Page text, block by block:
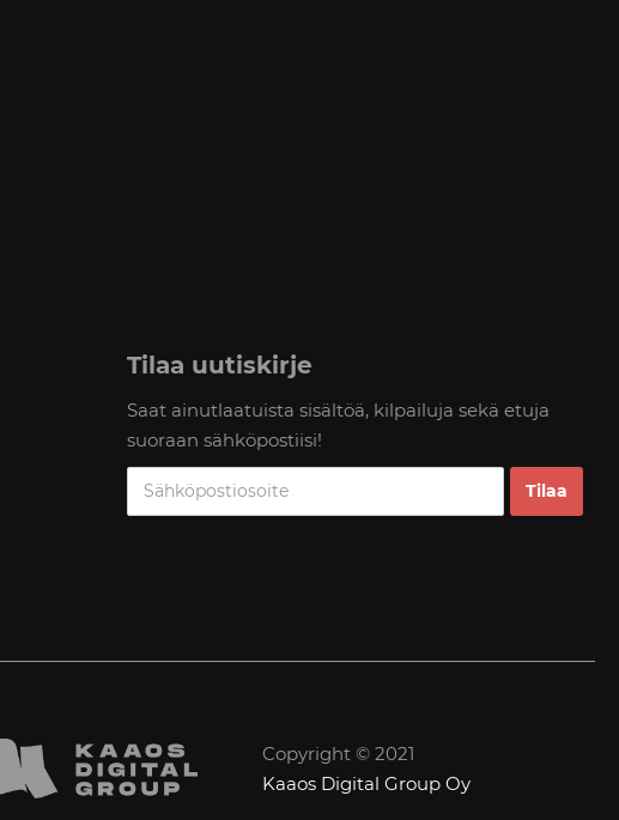
Tilaa uutiskirje
Saat ainutlaatuista sisältöä, kilpailuja sekä etuja
suoraan sähköpostiisi!
Copyright © 2021
Kaaos Digital Group Oy